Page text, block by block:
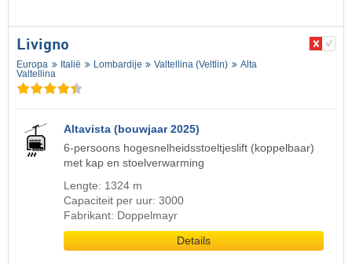
Livigno
Europa Italië Lombardije Valtellina (Veltlin)
Alta
Valtellina
Altavista (bouwjaar 2025)
6-persoons hogesnelheidsstoeltjeslift (koppelbaar)
met kap en stoelverwarming
Lengte: 1324 m
Capaciteit per uur: 3000
Fabrikant: Doppelmayr
Details